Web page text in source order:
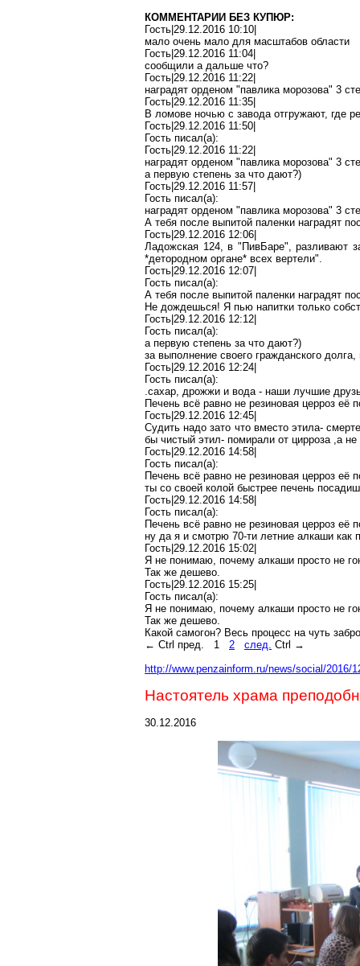
КОММЕНТАРИИ БЕЗ КУПЮР:
Гость|29.12.2016 10:10|
мало очень мало для масштабов области
Гость|29.12.2016 11:04|
сообщили а дальше что?
Гость|29.12.2016 11:22|
наградят орденом "павлика морозова" 3
Гость|29.12.2016 11:35|
В ломове ночью с завода отгружают, где
Гость|29.12.2016 11:50|
Гость писал(a):
Гость|29.12.2016 11:22|
наградят орденом "павлика морозова" 3
а первую степень за что дают?)
Гость|29.12.2016 11:57|
Гость писал(a):
наградят орденом "павлика морозова" 3
А тебя после выпитой паленки наградят
Гость|29.12.2016 12:06|
Ладожская 124, в " ПивБаре", разливают
*детородном органе* всех вертели".
Гость|29.12.2016 12:07|
Гость писал(a):
А тебя после выпитой паленки наградят
Не дождешься! Я пью напитки только
Гость|29.12.2016 12:12|
Гость писал(a):
а первую степень за что дают?)
за выполнение своего гражданского
Гость|29.12.2016 12:24|
Гость писал(a):
.сахар, дрожжи и вода - наши лучшие
Печень всё равно не резиновая церроз её
Гость|29.12.2016 12:45|
Судить надо зато что вместо этила-
бы чистый этил- помирали от цирроза ,а
Гость|29.12.2016 14:58|
Гость писал(a):
Печень всё равно не резиновая церроз её
ты со своей колой быстрее печень
Гость|29.12.2016 14:58|
Гость писал(a):
Печень всё равно не резиновая церроз её
ну да я и смотрю 70-ти летние алкаши как
Гость|29.12.2016 15:02|
Я не понимаю, почему алкаши просто не
Так же дешево.
Гость|29.12.2016 15:25|
Гость писал(a):
Я не понимаю, почему алкаши просто не
Так же дешево.
Какой самогон? Весь процесс на чуть
← Ctrl пред. 1 2 след. Ctrl →
http://www.penzainform.ru/news/social/2016/
Настоятель храма
30.12.2016